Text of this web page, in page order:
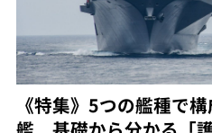
《特集》5つの艦種で